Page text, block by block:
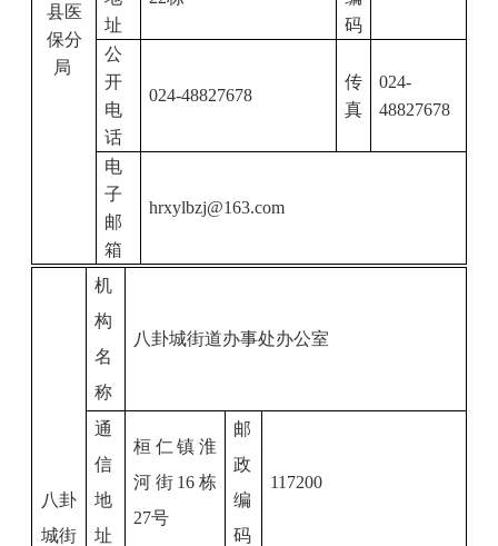
县医
保分
局
址
码
公
开
电
话
024-48827678
传
真
024-
48827678
电
子
邮
箱
hrxylbzj@163.com
八卦
城街
机
构
名
称
八卦城街道办事处办公室
通
信
地
址
桓仁镇淮
河街 16 栋
27号
邮
政
编
码
117200